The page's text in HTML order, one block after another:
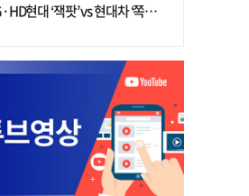
대 ‘잭팟’ vs 현대차 ‘쪽박’…글로벌 사모펀드, 韓 대기업 투자 ‘희비’